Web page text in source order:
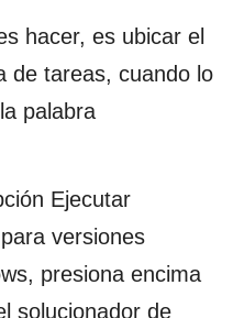
hacer, es ubicar el
de tareas, cuando lo
palabra
Ejecutar
versiones
presiona encima
solucionador de